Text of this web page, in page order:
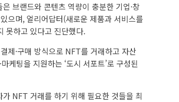
브랜드와 콘텐츠 역량이 충분한 기업·창
으며, 얼리어답터(새로운 제품과 서비스를
못하고 있다고 진단했다.
제·구매 방식으로 NFT를 거래하고 자산
케팅을 지원하는 ‘도시 서포트’로 구성된
NFT 거래를 하기 위해 필요한 것들을 최